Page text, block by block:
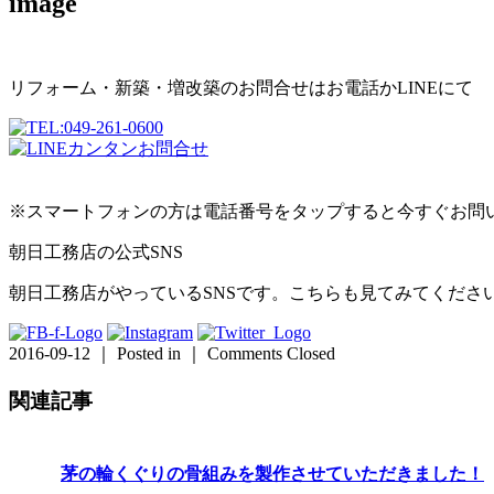
リフォーム・新築・増改築のお問合せはお電話かLINEにて
※スマートフォンの方は電話番号をタップすると今すぐお問
朝日工務店の公式SNS
朝日工務店がやっているSNSです。こちらも見てみてくださ
2016-09-12 ｜ Posted in ｜ Comments Closed
関連記事
茅の輪くぐりの骨組みを製作させていただきました！